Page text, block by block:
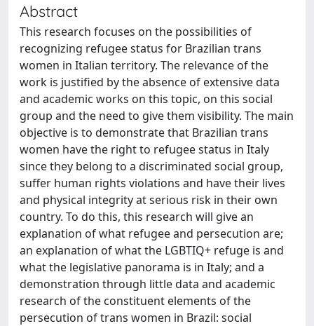
Abstract
This research focuses on the possibilities of
recognizing refugee status for Brazilian trans
women in Italian territory. The relevance of the
work is justified by the absence of extensive data
and academic works on this topic, on this social
group and the need to give them visibility. The main
objective is to demonstrate that Brazilian trans
women have the right to refugee status in Italy
since they belong to a discriminated social group,
suffer human rights violations and have their lives
and physical integrity at serious risk in their own
country. To do this, this research will give an
explanation of what refugee and persecution are;
an explanation of what the LGBTIQ+ refuge is and
what the legislative panorama is in Italy; and a
demonstration through little data and academic
research of the constituent elements of the
persecution of trans women in Brazil: social